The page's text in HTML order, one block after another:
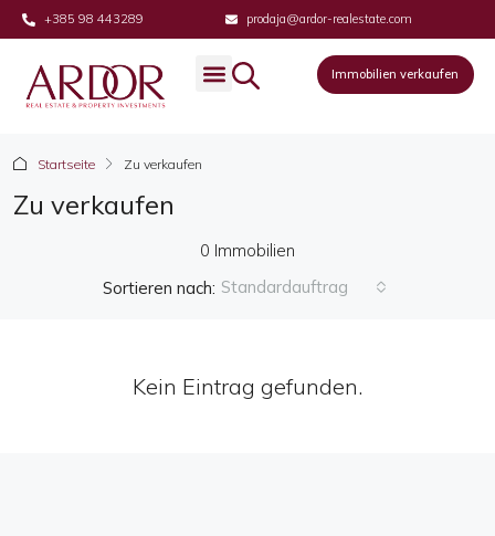
+385 98 443289 prodaja@ardor-realestate.com
Immobilien verkaufen
Startseite Zu verkaufen
Zu verkaufen
0 Immobilien
Sortieren nach: Standardauftrag
Kein Eintrag gefunden.